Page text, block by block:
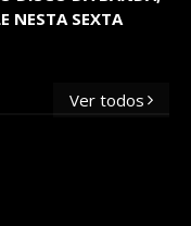
NESTA SEXTA
Ver todos